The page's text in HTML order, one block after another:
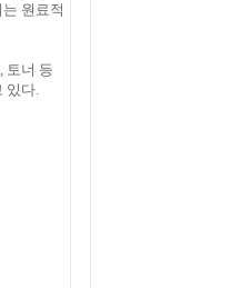
원료적
토너 등
있다.